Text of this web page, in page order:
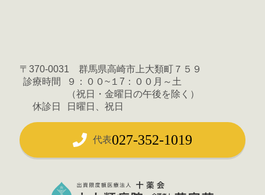
〒370-0031 群馬県高崎市上大類町７５９
診療時間
９：００~１7：００月～土
（祝日・金曜日の午後を除く）
休診日
日曜日、祝日
代表027-352-1019